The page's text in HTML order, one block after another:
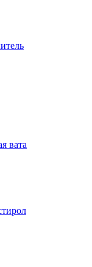
вата